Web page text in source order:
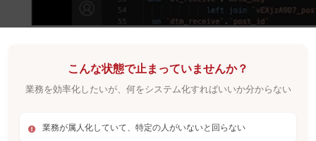
こんな状態で止まっていませんか？
業務を効率化したいが、何をシステム化すればいいか分からない
業務が属人化していて、特定の人がいないと回らない